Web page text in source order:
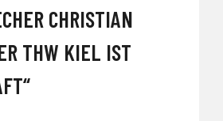
CHRISTIAN
THW KIEL IST